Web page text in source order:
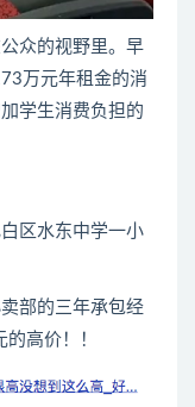
众的视野里。早
万元年租金的消
学生消费负担的
区水东中学一小
部的三年承包经
高价！！